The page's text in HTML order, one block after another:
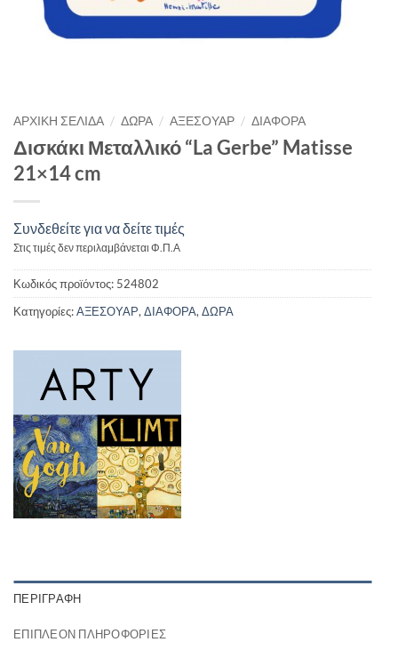
ΑΡΧΙΚΉ ΣΕΛΊΔΑ / ΔΩΡΑ / ΑΞΕΣΟΥΑΡ / ΔΙΑΦΟΡΑ
Δισκάκι Μεταλλικό “La Gerbe” Matisse
21×14 cm
Συνδεθείτε για να δείτε τιμές
Στις τιμές δεν περιλαμβάνεται Φ.Π.Α
Κωδικός προϊόντος: 524802
Κατηγορίες:ΑΞΕΣΟΥΑΡ,ΔΙΑΦΟΡΑ,ΔΩΡΑ
ΠΕΡΙΓΡΑΦΉ
ΕΠΙΠΛΈΟΝ ΠΛΗΡΟΦΟΡΊΕΣ